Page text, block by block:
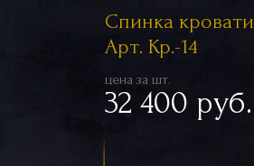
Спинка кровати
Арт. Кр.-14
цена за шт.
32 400 руб.